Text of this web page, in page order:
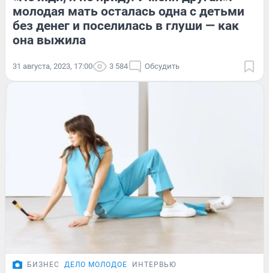
молодая мать осталась одна с детьми
без денег и поселилась в глуши — как
она выжила
31 августа, 2023, 17:00 3 584 Обсудить
БИЗНЕС ДЕЛО МОЛОДОЕ ИНТЕРВЬЮ